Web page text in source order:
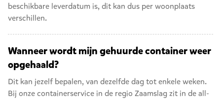
beschikbare leverdatum is, dit kan dus per woonplaats
verschillen.
Wanneer wordt mijn gehuurde container weer
opgehaald?
Dit kan jezelf bepalen, van dezelfde dag tot enkele weken.
Bij onze containerservice in de regio Zaamslag zit in de all-